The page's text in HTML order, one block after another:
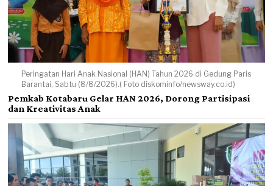
Peringatan Hari Anak Nasional (HAN) Tahun 2026 di Gedung Paris
Barantai, Sabtu (8/8/2026).( Foto diskominfo/newsway.co.id)
Pemkab Kotabaru Gelar HAN 2026, Dorong Partisipasi
dan Kreativitas Anak